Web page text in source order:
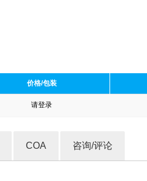
价格/包装
请登录
COA 咨询/评论